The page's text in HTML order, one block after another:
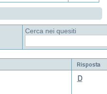
Cerca nei quesiti
Risposta
D